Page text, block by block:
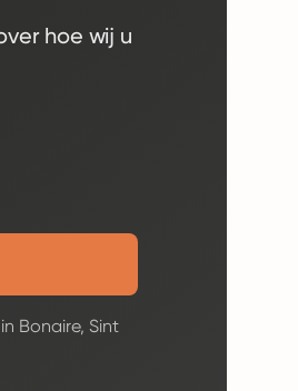
hoe wij u
Bonaire, Sint